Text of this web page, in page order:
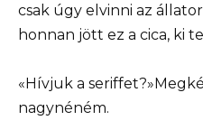
csak úgy elvinni az
honnan jött ez a cica, ki
«Hívjuk a
nagynéném.